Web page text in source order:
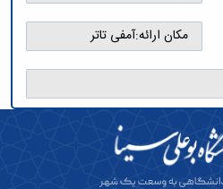
مکان ارائه:آمفی تاتر